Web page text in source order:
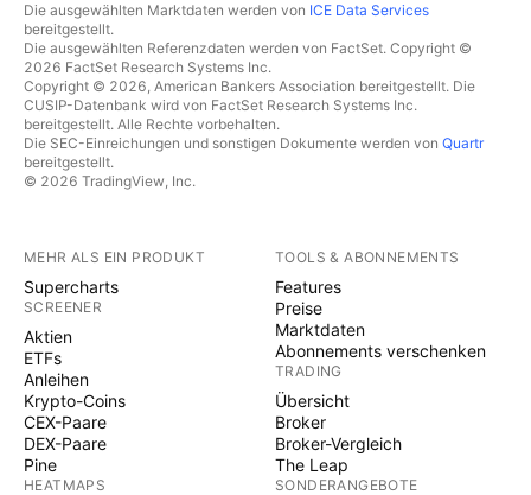
Die ausgewählten Marktdaten werden von ICE Data Services
bereitgestellt.
Die ausgewählten Referenzdaten werden von FactSet. Copyright ©
2026 FactSet Research Systems Inc.
Copyright © 2026, American Bankers Association bereitgestellt. Die
CUSIP-Datenbank wird von FactSet Research Systems Inc.
bereitgestellt. Alle Rechte vorbehalten.
Die SEC-Einreichungen und sonstigen Dokumente werden von Quartr
bereitgestellt.
© 2026 TradingView, Inc.
MEHR ALS EIN PRODUKT
Supercharts
SCREENER
Aktien
ETFs
Anleihen
Krypto-Coins
CEX-Paare
DEX-Paare
Pine
HEATMAPS
TOOLS & ABONNEMENTS
Features
Preise
Marktdaten
Abonnements verschenken
TRADING
Übersicht
Broker
Broker-Vergleich
The Leap
SONDERANGEBOTE